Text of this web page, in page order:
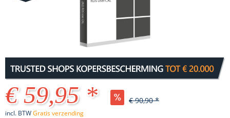
€ 59,95 * € 90,90 *
incl. BTWGratis verzending